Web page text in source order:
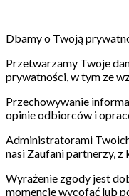
Dbamy o Twoją
Przetwarzamy Twoje
prywatności, w tym ze
Przechowywanie
opinie odbiorców i
Administratorami
nasi Zaufani partnerzy,
Wyrażenie zgody jest
momencie wycofać lub